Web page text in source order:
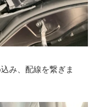
み、配線を繋ぎま